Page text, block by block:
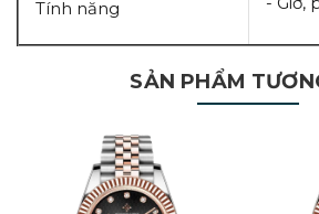
Tính năng
SẢN PHẨM